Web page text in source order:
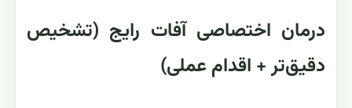
درمان اختصاصی آفات رایج (تشخیص
دقیق‌تر + اقدام عملی)